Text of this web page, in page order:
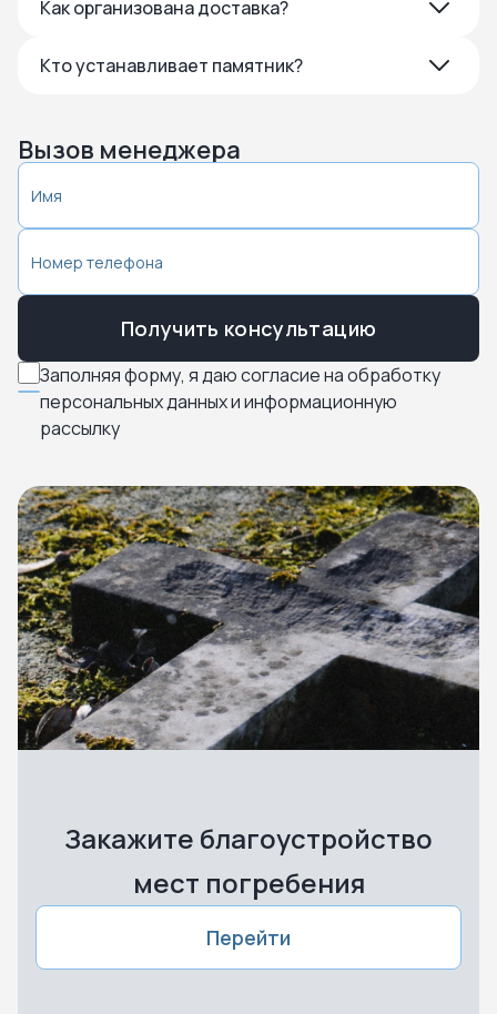
Как организована доставка?
Кто устанавливает памятник?
Вызов менеджера
Заполняя форму, я даю согласие на обработку
персональных данных и информационную
рассылку
Получить консультацию
Закажите благоустройство
мест погребения
Перейти